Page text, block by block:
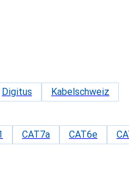
Digitus Kabelschweiz
CAT7a CAT6e